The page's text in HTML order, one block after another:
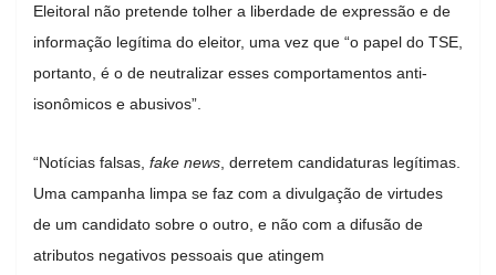
Eleitoral não pretende tolher a liberdade de expressão e de
informação legítima do eleitor, uma vez que “o papel do TSE,
portanto, é o de neutralizar esses comportamentos anti-
isonômicos e abusivos”.
“Notícias falsas, fake news , derretem candidaturas legítimas.
Uma campanha limpa se faz com a divulgação de virtudes
de um candidato sobre o outro, e não com a difusão de
atributos negativos pessoais que atingem